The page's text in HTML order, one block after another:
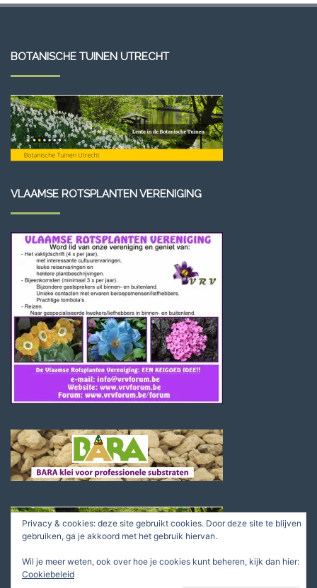
BOTANISCHE TUINEN UTRECHT
VLAAMSE ROTSPLANTEN VERENIGING
Privacy & cookies: deze site gebruikt cookies. Door deze site te blijven
gebruiken, ga je akkoord met het gebruik hiervan.
Wil je meer weten, ook over hoe je cookies kunt beheren, kijk dan hier:
Cookiebeleid